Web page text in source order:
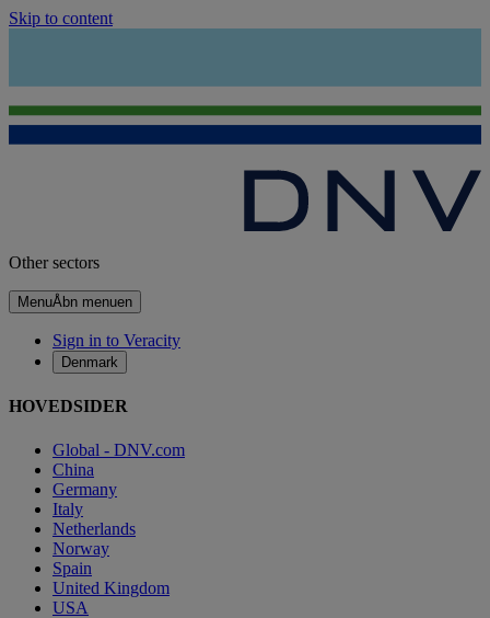
Skip to content
Other sectors
MenuÅbn menuen
Sign in to Veracity
Denmark
HOVEDSIDER
Global - DNV.com
China
Germany
Italy
Netherlands
Norway
Spain
United Kingdom
USA